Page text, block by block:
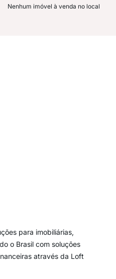
Nenhum imóvel à venda no local
para imobiliárias,
o Brasil com soluções
através da Loft